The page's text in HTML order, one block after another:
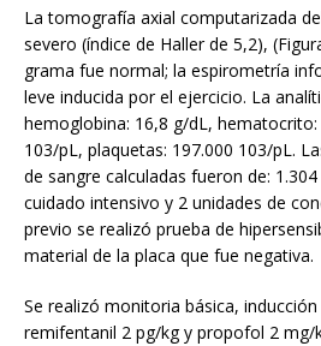
La tomografía axial computarizada
severo (índice de Haller de 5,2),
grama fue normal; la espirometría
leve inducida por el ejercicio. La
hemoglobina: 16,8 g/dL, hematocrito:
103/pL, plaquetas: 197.000 103/pL.
de sangre calculadas fueron de:
cuidado intensivo y 2 unidades de
previo se realizó prueba de
material de la placa que fue negativa.
Se realizó monitoria básica,
remifentanil 2 pg/kg y propofol 2 mg/